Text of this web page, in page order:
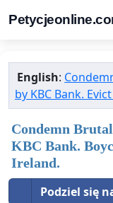
English:
by KBC Bank.
Condemn
KBC Bank.
Ireland.
Podziel się